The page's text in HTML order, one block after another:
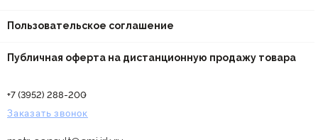
Пользовательское соглашение
Публичная оферта на дистанционную продажу товара
+7 (3952) 288-200
Заказать звонок